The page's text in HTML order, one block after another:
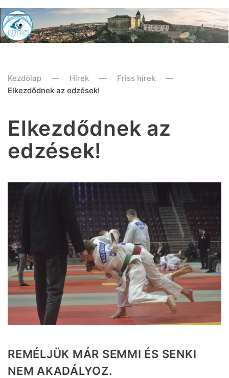
Kezdőlap Hírek
Friss hírek
Elkezdődnek az edzések!
Elkezdődnek az
edzések!
REMÉLJÜK MÁR SEMMI ÉS SENKI
NEM AKADÁLYOZ.